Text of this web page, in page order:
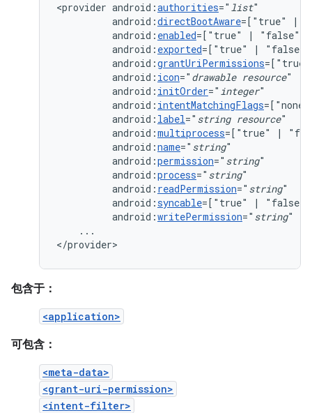
<provider android:authorities=" list
android:directBootAware=["true"
|
android: enabled=["true" |
android: exported=["true" |
android:grantUriPermissions=["true"
android: icon=" drawable resource
android: initOrder=" integer
android: intentMatchingFlags=["none"
android: label=" string resource
android:multiprocess=["true"
|
android:name=" string
android:permission=" string
android:process=" string
android: readPermission=" string
android:syncable=["true" |
android:writePermission=" string"
...
</provider>
包含于：
<application>
可包含：
<meta-data>
<grant-uri-permission>
<intent-filter>